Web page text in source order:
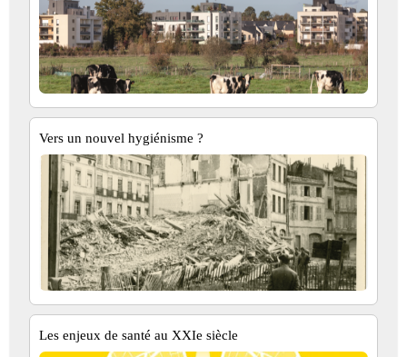
Vers un nouvel hygiénisme ?
Les enjeux de santé au XXIe siècle